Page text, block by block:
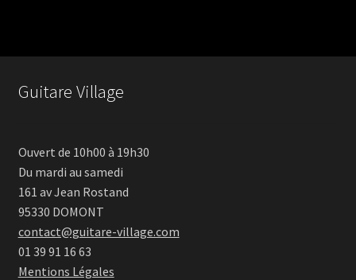
Guitare Village
Ouvert de 10h00 à 19h30
Du mardi au samedi
161 av Jean Rostand
95330 DOMONT
contact@guitare-village.com
01 39 91 16 63
Mentions Légales